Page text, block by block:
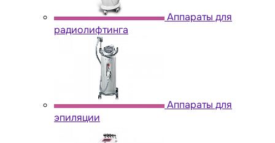
Аппараты для
радиолифтинга
Аппараты для
эпиляции